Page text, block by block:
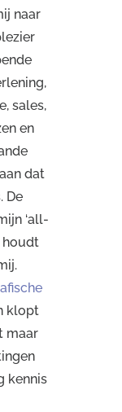
naar
sales,
en
dat
De
‘all-
klopt
maar
kennis